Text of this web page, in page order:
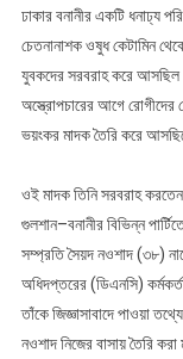
ঢাকার বনানীর একটি ধনাঢ্য
চেতনানাশক ওষুধ কেটামিন
যুবকদের সরবরাহ করে
অস্ত্রোপচারের আগে রোগীদের
ভয়ংকর মাদক তৈরি করে
ওই মাদক তিনি সরবরাহ
গুলশান–বনানীর বিভিন্ন
সম্প্রতি সৈয়দ নওশাদ (৩৮)
অধিদপ্তরের (ডিএনসি)
তাঁকে জিজ্ঞাসাবাদে পাওয়া
নওশাদ নিজের বাসায় তৈরি